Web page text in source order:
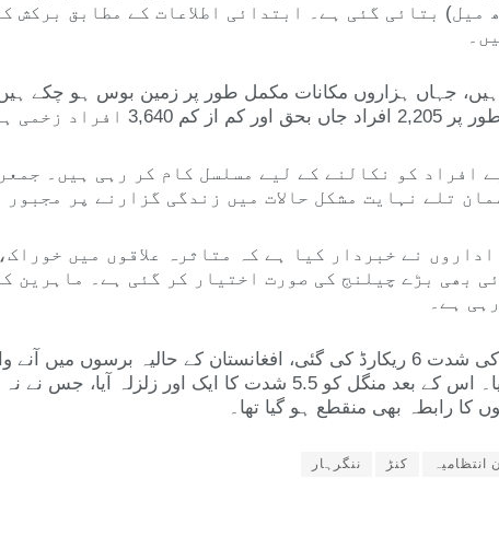
(تقریباً چھ میل) بتائی گئی ہے۔ ابتدائی اطلاعات کے
جہاں ہزاروں مکانات مکمل طور پر زمین بوس ہو چکے
ہو چکے ہیں۔
افراد کو نکالنے کے لیے مسلسل کام کر رہی ہیں۔
تلے نہایت مشکل حالات میں زندگی گزارنے پر مجبور
نے خبردار کیا ہے کہ متاثرہ علاقوں میں
بھی بڑے چیلنج کی صورت اختیار کر گئی ہے۔ ماہرین
ہے۔
یاد رہے کہ اتوار کو آنے والا پہلا زلزلہ، جس کی شدت 6 ریکارڈ کی گئی،
نے کنڑ اور ننگرہار کو سب سے زیادہ متاثر کیا۔ اس کے بعد منگل
کا رابطہ بھی منقطع ہو گیا تھا۔
انتظامیہ کنڑ ننگرہار